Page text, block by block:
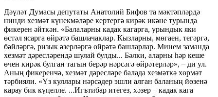
Дәүләт Думасы депутаты Анатолий Бифов та мәктәпләрдә
нинди хезмәт күнекмәләре кертергә кирәк икәне турында
фикерен әйткән. «Балаларны кадак кагарга, урындык яки
өстәл ясарга өйрәтә башлачаклар. Кызларны, мөгаен, тегәргә,
бәйләргә, ризык әзерләргә өйрәтә башларлар. Минем заманда
хезмәт дәресләрендә шулай булды... Бәлки, аларны һәр кеше
өчен кирәк булган тагын берәр нәрсәгә өйрәтерләр», – ди ул.
Аның фикеренчә, хезмәт дәресләре балада хезмәткә хөрмәт
тәрбияли. «Үз куллары нәрсәдер эшли алган баланың йөзенә
карау бик күңелле. ...Игътибар итегез, хәзер – кадак кага